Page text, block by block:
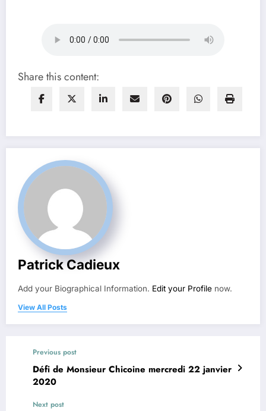
Share this content:
Patrick Cadieux
Add your Biographical Information. Edit your Profile now.
View All Posts
Previous post
Défi de Monsieur Chicoine mercredi 22 janvier
2020
Next post